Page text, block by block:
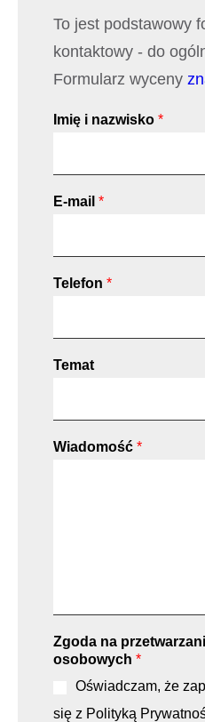
To jest podstawowy
kontaktowy - do
Formularz wyceny
Imię i nazwisko *
E-mail *
Telefon *
Temat
Wiadomość *
Zgoda na
osobowych *
Oświadczam, że
się z Polityką